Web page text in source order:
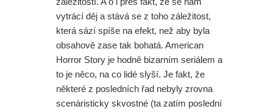
vytrácí děj a stává se z toho záležitost,
která sází spíše na efekt, než aby byla
obsahově zase tak bohatá. American
Horror Story je hodně bizarním seriálem a
to je něco, na co lidé slyší. Je fakt, že
některé z posledních řad nebyly zrovna
scenáristicky skvostné (ta zatím poslední